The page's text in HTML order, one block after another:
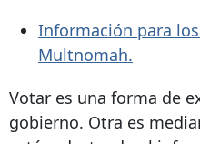
Información para
Multnomah.
Votar es una forma de
gobierno. Otra es